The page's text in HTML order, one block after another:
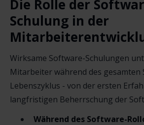
Die Rolle der
Schulung in der
Wirksame Software-Schulungen
Mitarbeiter während des gesamten
Lebenszyklus - von der ersten
langfristigen Beherrschung der
Während des Software-